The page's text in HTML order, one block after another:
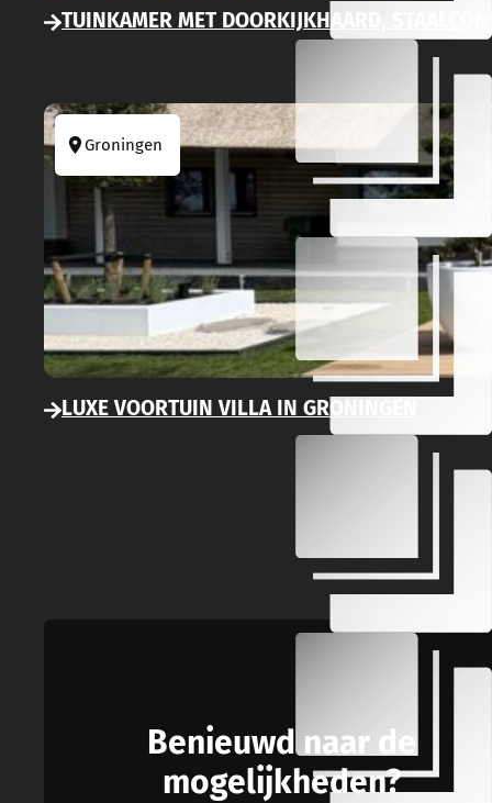
TUINKAMER MET DOORKIJKHAARD,
Groningen
LUXE VOORTUIN VILLA IN GRONINGEN
Benieuwd naar de
mogelijkheden?